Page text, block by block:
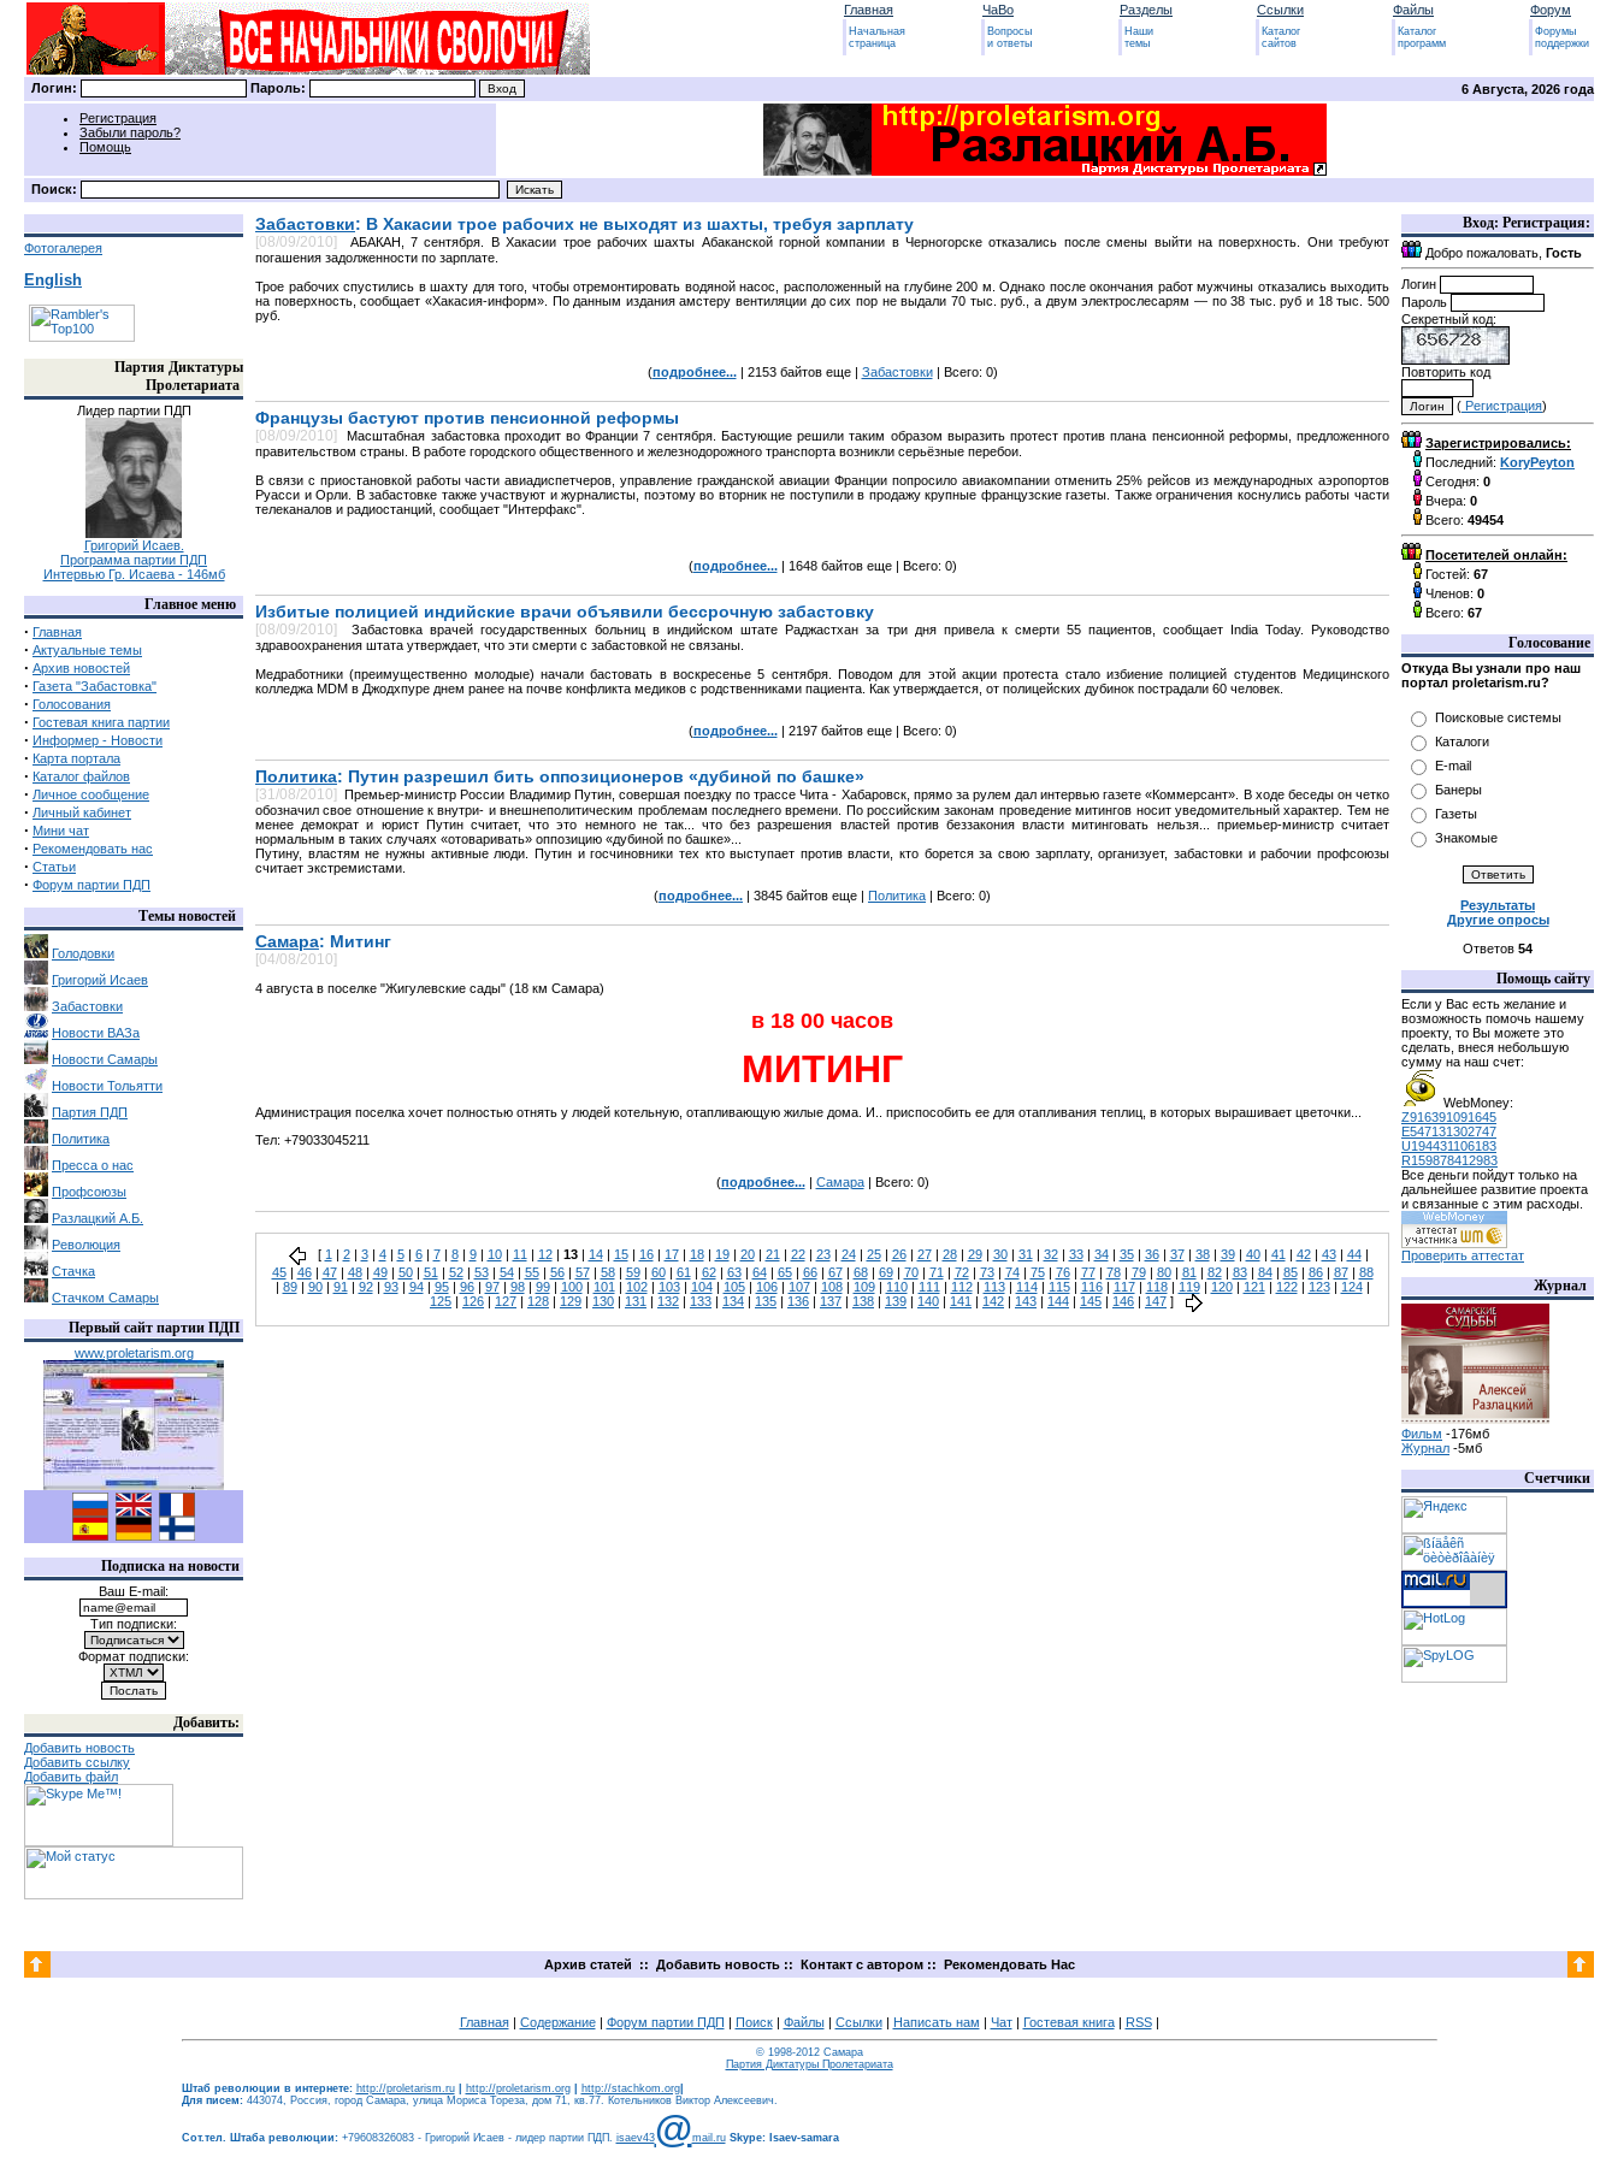
Главная
Начальная
страница
ЧаВо
Вопросы
и ответы
Разделы
Наши
темы
Ссылки
Каталог
сайтов
Файлы
Каталог
программ
Форум
Форумы
поддержки
Логин: Пароль:
6 Августа, 2026 года
Регистрация
Забыли пароль?
Помощь
Поиск:
Фотогалерея
English
Партия Диктатуры
Пролетариата
Лидер партии ПДП
Григорий Исаев.
Программа партии ПДП
Интервью Гр. Исаева - 146мб
Главное меню
· Главная
· Актуальные темы
· Архив новостей
· Газета "Забастовка"
· Голосования
· Гостевая книга партии
· Информер - Новости
· Карта портала
· Каталог файлов
· Личное сообщение
· Личный кабинет
· Мини чат
· Рекомендовать нас
· Статьи
· Форум партии ПДП
Темы новостей
Голодовки
Григорий Исаев
Забастовки
Новости ВАЗа
Новости Самары
Новости Тольятти
Партия ПДП
Политика
Пресса о нас
Профсоюзы
Разлацкий А.Б.
Революция
Стачка
Стачком Самары
Первый сайт партии ПДП
www.proletarism.org
Подписка на новости
Ваш E-mail:
Тип подписки:
Формат подписки:
Добавить:
Добавить новость
Добавить ссылку
Добавить файл
Забастовки: В Хакасии трое рабочих не выходят из шахты, требуя зарплату
[08/09/2010]
АБАКАН, 7 сентября. В Хакасии трое рабочих шахты Абаканской горной компании в Черногорске отказались после смены выйти на поверхность. Они требуют
погашения задолженности по зарплате.
Трое рабочих спустились в шахту для того, чтобы отремонтировать водяной насос, расположенный на глубине 200 м. Однако после окончания работ мужчины отказались выходить
на поверхность, сообщает «Хакасия-информ». По данным издания амстеру вентиляции до сих пор не выдали 70 тыс. руб., а двум электрослесарям — по 38 тыс. руб и 18 тыс. 500
руб.
(подробнее...| 2153 байтов еще | Забастовки| Всего: 0)
Французы бастуют против пенсионной реформы
[08/09/2010]
Масштабная забастовка проходит во Франции 7 сентября. Бастующие решили таким образом выразить протест против плана пенсионной реформы, предложенного
правительством страны. В работе городского общественного и железнодорожного транспорта возникли серьёзные перебои.
В связи с приостановкой работы части авиадиспетчеров, управление гражданской авиации Франции попросило авиакомпании отменить 25% рейсов из международных аэропортов
Руасси и Орли. В забастовке также участвуют и журналисты, поэтому во вторник не поступили в продажу крупные французские газеты. Также ограничения коснулись работы части
телеканалов и радиостанций, сообщает "Интерфакс".
(подробнее...| 1648 байтов еще | Всего: 0)
Избитые полицией индийские врачи объявили бессрочную забастовку
[08/09/2010]
Забастовка врачей государственных больниц в индийском штате Раджастхан за три дня привела к смерти 55 пациентов, сообщает India Today. Руководство
здравоохранения штата утверждает, что эти смерти с забастовкой не связаны.
Медработники (преимущественно молодые) начали бастовать в воскресенье 5 сентября. Поводом для этой акции протеста стало избиение полицией студентов Медицинского
колледжа MDM в Джодхпуре днем ранее на почве конфликта медиков с родственниками пациента. Как утверждается, от полицейских дубинок пострадали 60 человек.
(подробнее...| 2197 байтов еще | Всего: 0)
Политика: Путин разрешил бить оппозиционеров «дубиной по башке»
[31/08/2010]
Премьер-министр России Владимир Путин, совершая поездку по трассе Чита - Хабаровск, прямо за рулем дал интервью газете «Коммерсант». В ходе беседы он четко
обозначил свое отношение к внутри- и внешнеполитическим проблемам последнего времени. По российским законам проведение митингов носит уведомительный характер. Тем не
менее демократ и юрист Путин считает, что это немного не так... что без разрешения властей против беззакония власти митинговать нельзя... приемьер-министр считает
нормальным в таких случаях «отоваривать» оппозицию «дубиной по башке»...
Путину, властям не нужны активные люди. Путин и госчиновники тех кто выступает против власти, кто борется за свою зарплату, организует, забастовки и рабочии профсоюзы
считает экстремистами.
(подробнее... | 3845 байтов еще | Политика | Всего: 0)
Самара: Митинг
[04/08/2010]
4 августа в поселке "Жигулевские сады" (18 км Самара)
в 18 00 часов
МИТИНГ
Администрация поселка хочет полностью отнять у людей котельную, отапливающую жилые дома. И.. приспособить ее для отапливания теплиц, в которых вырашивает цветочки...
Тел: +79033045211
(подробнее...| Самара| Всего: 0)
[ 1| 2| 3| 4| 5| 6| 7| 8| 9| 10| 11| 12| 13| 14| 15| 16| 17| 18| 19| 20| 21| 22| 23| 24| 25| 26| 27| 28| 29| 30| 31| 32| 33| 34| 35| 36| 37| 38| 39| 40| 41| 42| 43| 44|
45| 46| 47| 48| 49| 50| 51 | 52| 53| 54| 55| 56| 57| 58| 59| 60| 61 | 62| 63| 64| 65| 66| 67| 68| 69| 70| 71 | 72| 73| 74| 75| 76| 77| 78| 79| 80| 81 | 82| 83| 84| 85| 86| 87| 88
| 89| 90| 91 | 92| 93| 94| 95| 96| 97| 98| 99| 100| 101 | 102| 103| 104| 105| 106| 107| 108| 109| 110| 111 | 112| 113| 114| 115| 116| 117| 118| 119| 120| 121 | 122| 123| 124|
125
126 127 128 129 130 131 132 133 134 135 136 137 138 139 140 141 142 143 144 145 146 147 ]
Вход: Регистрация:
Добро пожаловать, Гость
Логин
Пароль
Секретный код:
Повторить код
( Регистрация)
Зарегистрировались:
Последний: KoryPeyton
Сегодня: 0
Вчера: 0
Всего: 49454
Посетителей онлайн:
Гостей: 67
Членов: 0
Всего: 67
Голосование
Откуда Вы узнали про наш
портал proletarism.ru?
Поисковые системы
Каталоги
E-mail
Банеры
Газеты
Знакомые
Результаты
Другие опросы
Ответов 54
Помощь сайту
Если у Вас есть желание и
возможность помочь нашему
проекту, то Вы можете это
сделать, внеся небольшую
сумму на наш счет:
WebMoney:
Z916391091645
E547131302747
U194431106183
R159878412983
Все деньги пойдут только на
дальнейшее развитие проекта
и связанные с этим расходы.
Проверить аттестат
Журнал
Фильм -176мб
Журнал -5мб
Счетчики
Архив статей :: Добавить новость :: Контакт с автором :: Рекомендовать Нас
Главная| Содержание| Форум партии ПДП | Поиск| Файлы| Ссылки| Написать нам | Чат| Гостевая книга| RSS|
© 1998-2012 Самара
Партия Диктатуры Пролетариата
Штаб революции в интернете: http://proletarism.ru| http://proletarism.org| http://stachkom.org|
Для писем:443074, Россия, город Самара, улица Мориса Тореза, дом 71, кв.77. Котельников Виктор Алексеевич.
Сот.тел. Штаба революции: +79608326083 - Григорий Исаев - лидер партии ПДП. isaev43@mail.ruSkype: Isaev-samara